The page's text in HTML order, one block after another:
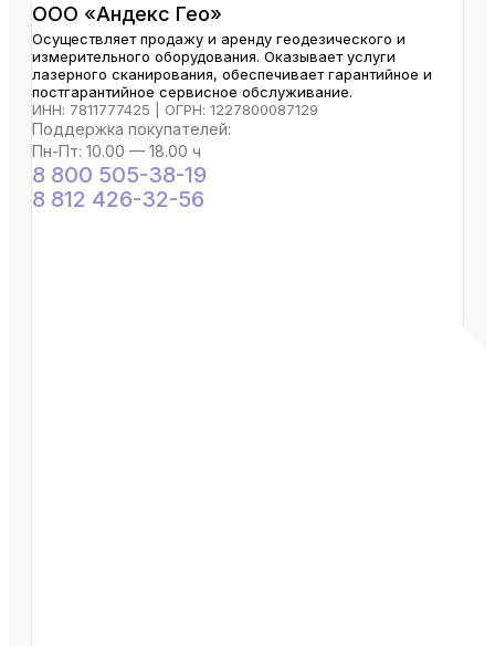
ООО «Андекс Гео»
Осуществляет продажу и аренду геодезического и
измерительного оборудования. Оказывает услуги
лазерного сканирования, обеспечивает гарантийное и
постгарантийное сервисное обслуживание.
ИНН: 7811777425 | ОГРН: 1227800087129
Поддержка покупателей:
Пн-Пт: 10.00 — 18.00 ч
8 800 505-38-19
8 812 426-32-56